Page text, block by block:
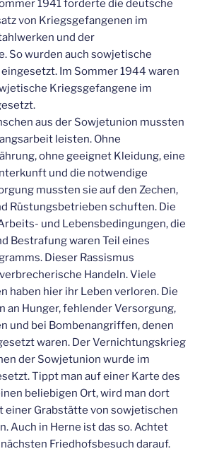
1941 forderte die deutsche
von Kriegsgefangenen im
und der
So wurden auch sowjetische
Im Sommer 1944 waren
Kriegsgefangene im
aus der Sowjetunion mussten
leisten. Ohne
ohne geeignet Kleidung, eine
und die notwendige
mussten sie auf den Zechen,
Rüstungsbetrieben schuften. Die
und Lebensbedingungen, die
Bestrafung waren Teil eines
Dieser Rassismus
Handeln. Viele
haben hier ihr Leben verloren. Die
an Hunger, fehlender Versorgung,
und bei Bombenangriffen, denen
waren. Der Vernichtungskrieg
der Sowjetunion wurde im
Tippt man auf einer Karte des
beliebigen Ort, wird man dort
einer Grabstätte von sowjetischen
Auch in Herne ist das so. Achtet
Friedhofsbesuch darauf.